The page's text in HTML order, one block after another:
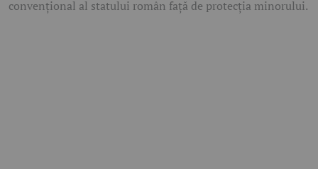
convențional al statului român față de protecția minorului.